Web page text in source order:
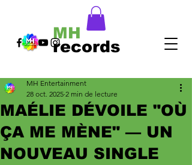
records
MH
MAÉLIE DÉVOILE "OÙ
ÇA ME MÈNE" — UN
NOUVEAU SINGLE
MH Entertainment
28 oct. 2025 2 min de lecture